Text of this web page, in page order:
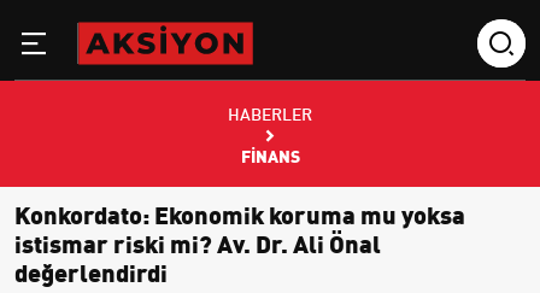
HABERLER
FINANS
Konkordato: Ekonomik koruma mu yoksa
istismar riski mi? Av. Dr. Ali Önal
değerlendirdi